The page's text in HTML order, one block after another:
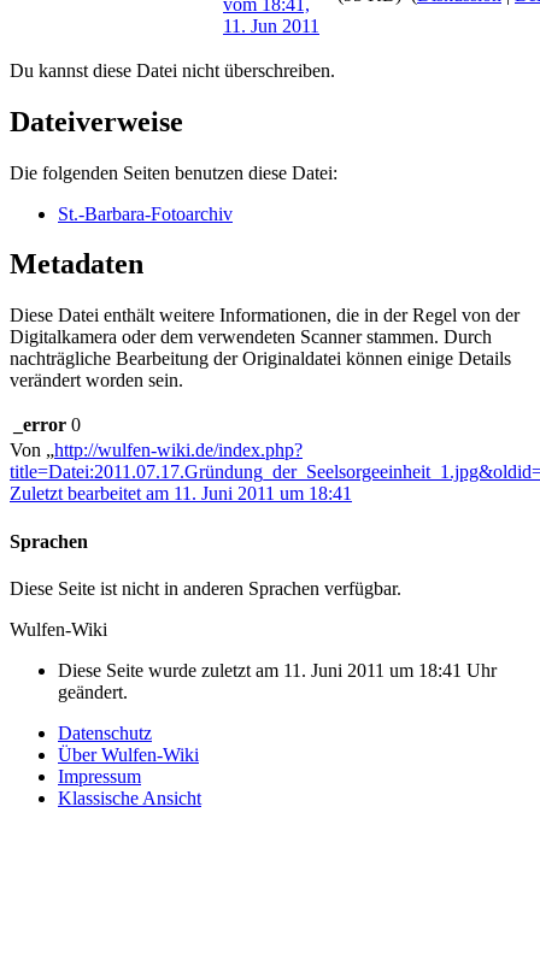
Du kannst diese Datei nicht überschreiben.
Dateiverweise
Die folgenden Seiten benutzen diese Datei:
St.-Barbara-Fotoarchiv
Metadaten
Diese Datei enthält weitere Informationen, die in der Regel von der
Digitalkamera oder dem verwendeten Scanner stammen. Durch
nachträgliche Bearbeitung der Originaldatei können einige Details
verändert worden sein.
_error 0
Von „http://wulfen-wiki.de/index.php?
Zuletzt bearbeitet am 11. Juni 2011 um 18:41
Sprachen
Diese Seite ist nicht in anderen Sprachen verfügbar.
Wulfen-Wiki
Diese Seite wurde zuletzt am 11. Juni 2011 um 18:41 Uhr
geändert.
Datenschutz
Über Wulfen-Wiki
Impressum
Klassische Ansicht